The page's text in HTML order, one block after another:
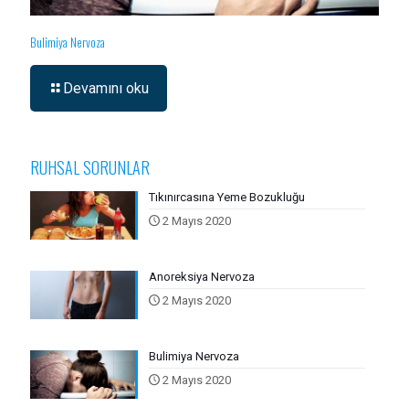
Bulimiya Nervoza
Devamını oku
RUHSAL SORUNLAR
Tıkınırcasına Yeme Bozukluğu
2 Mayıs 2020
Anoreksiya Nervoza
2 Mayıs 2020
Bulimiya Nervoza
2 Mayıs 2020